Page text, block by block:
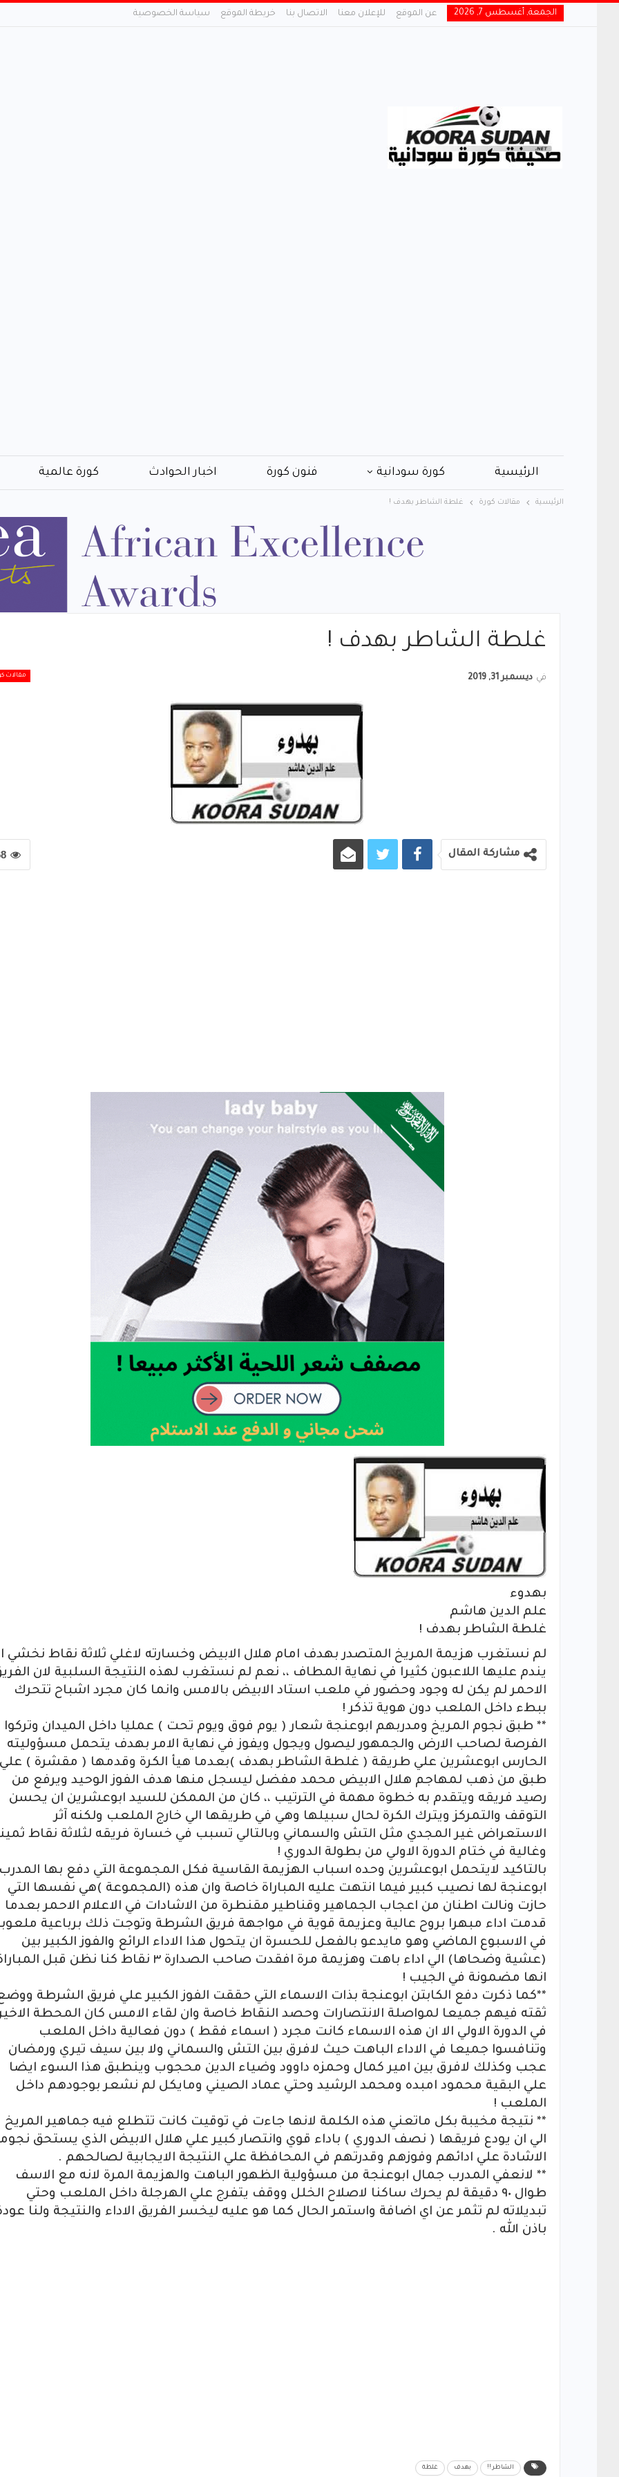
الجمعة, أغسطس 7, 2026 عن الموقع للإعلان معنا الاتصال بنا خريطة الموقع سياسة الخصوصية
الرئيسية كورة سودانية فنون كورة اخبار الحوادث كورة عالمية
الرئيسية مقالات كورة غلطة الشاطر بهدف !
غلطة الشاطر بهدف !
مقالات في ديسمبر 31, 2019
مشاركة المقال
بهدوء
علم الدين هاشم
غلطة الشاطر بهدف !
لم نستغرب هزيمة المريخ المتصدر بهدف امام هلال الابيض وخسارته لاغلي ثلاثة نقاط نخشي
يندم عليها اللاعبون كثيرا في نهاية المطاف ،، نعم لم نستغرب لهذه النتيجة السلبية لان
الاحمر لم يكن له وجود وحضور في ملعب استاد الابيض بالامس وانما كان مجرد اشباح تتحرك
ببطء داخل الملعب دون هوية تذكر !
** طبق نجوم المريخ ومدربهم ابوعنجة شعار ( يوم فوق ويوم تحت ) عمليا داخل الميدان وتركوا
الفرصة لصاحب الارض والجمهور ليصول ويجول ويفوز في نهاية الامر بهدف يتحمل مسؤوليته
الحارس ابوعشرين علي طريقة ( غلطة الشاطر بهدف )بعدما هيأ الكرة وقدمها ( مقشرة ) علي
طبق من ذهب لمهاجم هلال الابيض محمد مفضل ليسجل منها هدف الفوز الوحيد ويرفع من
رصيد فريقه ويتقدم به خطوة مهمة في الترتيب ،، كان من الممكن للسيد ابوعشرين ان يحسن
التوقف والتمركز ويترك الكرة لحال سبيلها وهي في طريقها الي خارج الملعب ولكنه آثر
الاستعراض غير المجدي مثل التش والسماني وبالتالي تسبب في خسارة فريقه لثلاثة نقاط
وغالية في ختام الدورة الاولي من بطولة الدوري !
بالتاكيد لايتحمل ابوعشرين وحده اسباب الهزيمة القاسية فكل المجموعة التي دفع بها
ابوعنجة لها نصيب كبير فيما انتهت عليه المباراة خاصة وان هذه (المجموعة )هي نفسها التي
حازت ونالت اطنان من اعجاب الجماهير وقناطير مقنطرة من الاشادات في الاعلام الاحمر بعدما
قدمت اداء مبهرا بروح عالية وعزيمة قوية في مواجهة فريق الشرطة وتوجت ذلك برباعية
في الاسبوع الماضي وهو مايدعو بالفعل للحسرة ان يتحول هذا الاداء الرائع والفوز الكبير بين
(عشية وضحاها) الي اداء باهت وهزيمة مرة افقدت صاحب الصدارة ٣ نقاط كنا نظن قبل
انها مضمونة في الجيب !
**كما ذكرت دفع الكابتن ابوعنجة بذات الاسماء التي حققت الفوز الكبير علي فريق الشرطة
ثقته فيهم جميعا لمواصلة الانتصارات وحصد النقاط خاصة وان لقاء الامس كان المحطة
في الدورة الاولي الا ان هذه الاسماء كانت مجرد ( اسماء فقط ) دون فعالية داخل الملعب
وتنافسوا جميعا في الاداء الباهت حيث لافرق بين التش والسماني ولا بين سيف تيري ورمضان
عجب وكذلك لافرق بين امير كمال وحمزه داوود وضياء الدين محجوب وينطبق هذا السوء ايضا
علي البقية محمود امبده ومحمد الرشيد وحتي عماد الصيني ومايكل لم نشعر بوجودهم داخل
الملعب !
** نتيجة مخيبة بكل ماتعني هذه الكلمة لانها جاءت في توقيت كانت تتطلع فيه جماهير المريخ
الي ان يودع فريقها ( نصف الدوري ) باداء قوي وانتصار كبير علي هلال الابيض الذي يستحق
الاشادة علي ادائهم وفوزهم وقدرتهم في المحافظة علي النتيجة الايجابية لصالحهم .
** لانعفي المدرب جمال ابوعنجة من مسؤولية الظهور الباهت والهزيمة المرة لانه مع الاسف
طوال ٩٠ دقيقة لم يحرك ساكنا لاصلاح الخلل ووقف يتفرج علي الهرجلة داخل الملعب وحتي
تبديلاته لم تثمر عن اي اضافة واستمر الحال كما هو عليه ليخسر الفريق الاداء والنتيجة ولنا
باذن الله .
الشاطر !! بهدف غلطة